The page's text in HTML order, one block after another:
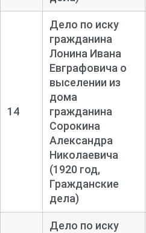
14
Дело по иску
гражданина
Лонина Ивана
Евграфовича о
выселении из
дома
гражданина
Сорокина
Александра
Николаевича
(1920 год,
Гражданские
дела)
Дело по иску